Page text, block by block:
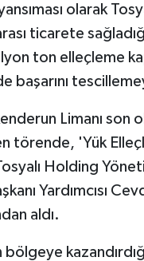
olarak
ticarete
ton elleçleme
başarını
Limanı son
törende, 'Yük
Holding
Yardımcısı
aldı.
bölgeye